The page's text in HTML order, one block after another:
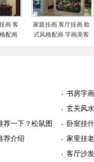
画 客
配画
家庭挂画 客厅挂画 欧
式风格配画 字画美客
书房字
玄关风
荐一下？松鼠图
卧室挂
幅
荐介绍
家里挂
客厅沙